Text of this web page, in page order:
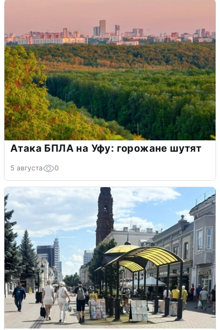
Атака БПЛА на Уфу: горожане шутят
5 августа 0